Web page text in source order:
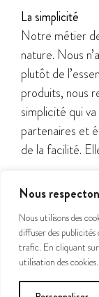
Nous
Nous utilisons des
diffuser des
trafic. En cliquant
utilisation des cookies.
La simplicité
Notre métier
nature. Nous
plutôt de
produits, nous
simplicité qui
partenaires et
de la facilité.
©2026 Huttopia - Tous droits
personnelles
Huttopia SA – Rue du